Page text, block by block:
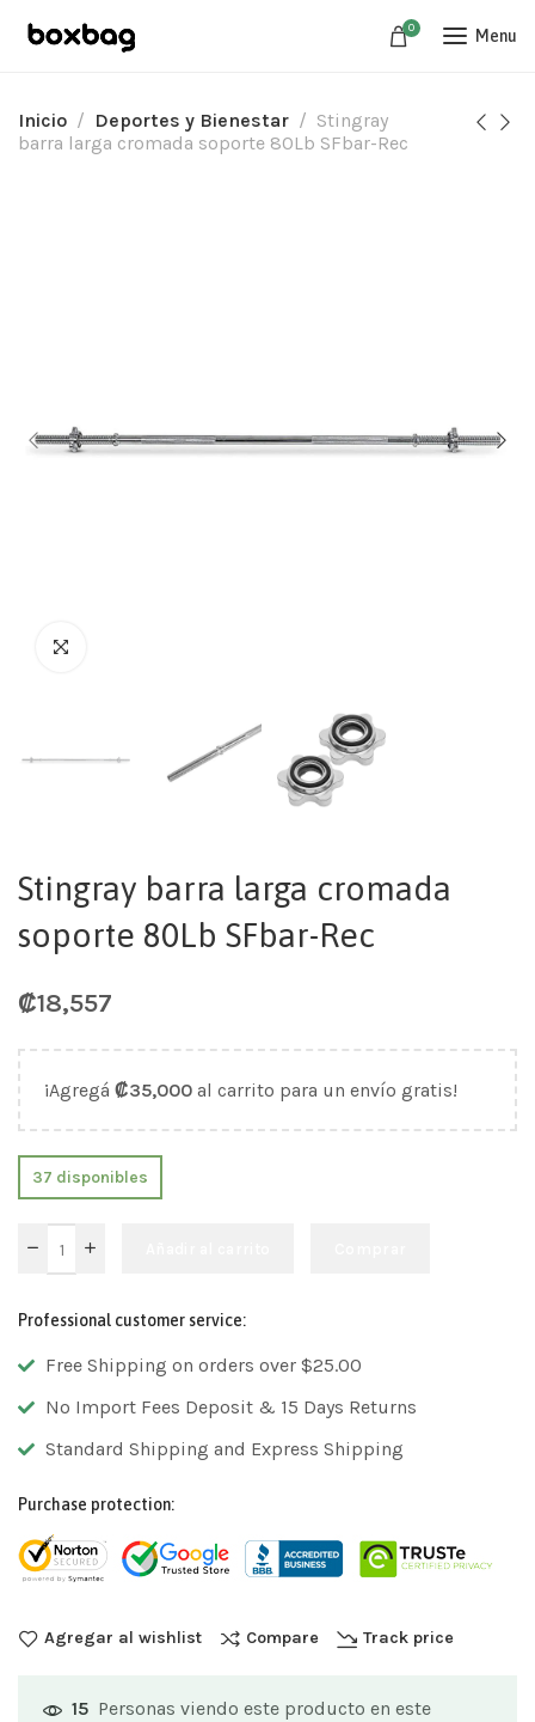
0 Menu
Inicio Deportes y Bienestar
Stingray
barra larga cromada soporte 80Lb SFbar-Rec
Stingray barra larga cromada
soporte 80Lb SFbar-Rec
₡18,557
¡Agregá ₡35,000 al carrito para un envío gratis!
37 disponibles
Professional customer service:
Free Shipping on orders over $25.00
No Import Fees Deposit & 15 Days Returns
Standard Shipping and Express Shipping
Purchase protection:
Agregar al wishlist Compare Track price
15 Personas viendo este producto en este